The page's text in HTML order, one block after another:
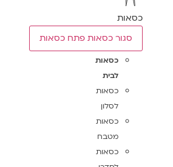
כסאות
סגור כסאות פתח כסאות
כסאות
לבית
כסאות
לסלון
כסאות
מטבח
כסאות